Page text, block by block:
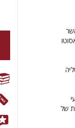
קאסוטו
של